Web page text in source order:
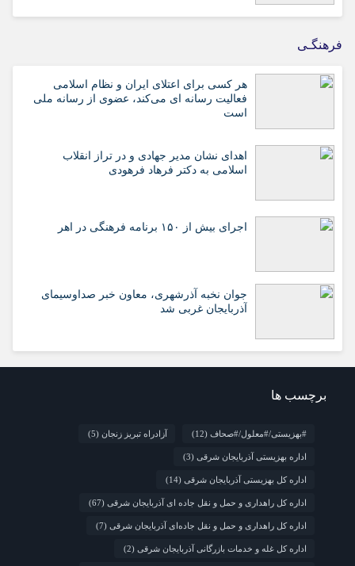
فرهنگـی
هر کسی برای اعتلای ایران و نظام اسلامی
فعالیت رسانه ای می‌کند، عضوی از رسانه ملی
است
اهدای نشان مدیر جهادی و در تراز انقلاب
اسلامی به دکتر فرهاد فرهودی
اجرای بیش از ۱۵۰ برنامه فرهنگی در اهر
جوان نخبه آذرشهری، معاون خبر صداوسیمای
آذربایجان غربی شد
برچسب ها
#بهزیستی/#معلول/#صحاف (12) آزادراه تبریز زنجان (5)
اداره بهزیستی آذربایجان شرقی (3)
اداره کل بهزیستی آذربایجان شرقی (14)
اداره کل راهداری و حمل و نقل جاده ای آذربایجان شرقی (67)
اداره کل راهداری و حمل و نقل جاده‌ای آذربایجان شرقی (7)
اداره کل غله و خدمات بازرگانی آذربایجان شرقی (2)